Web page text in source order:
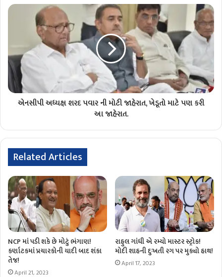
એનસીપી અધ્યક્ષ શરદ પવાર ની મોટી જાહેરાત, ખેડૂતો માટે પણ કરી
આ જાહેરાત.
Related Articles
NCP માં પડી શકે છે મોટું ભંગાણ!
કર્ણાટકમાં પ્રચારકોની યાદી બાદ શંકા
તેજ!
April 21, 2023
રાહુલ ગાંધી એ રમ્યો માસ્ટર સ્ટ્રોક!
મોદી શાહની દુઃખતી રગ પર મુક્યો હાથ!
April 17, 2023